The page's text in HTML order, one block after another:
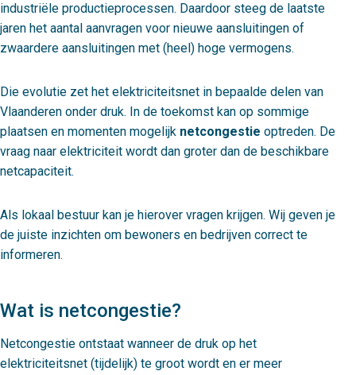
industriële productieprocessen. Daardoor steeg de laatste
jaren het aantal aanvragen voor nieuwe aansluitingen of
zwaardere aansluitingen met (heel) hoge vermogens.
Die evolutie zet het elektriciteitsnet in bepaalde delen van
Vlaanderen onder druk. In de toekomst kan op sommige
plaatsen en momenten mogelijk netcongestie optreden. De
vraag naar elektriciteit wordt dan groter dan de beschikbare
netcapaciteit.
Als lokaal bestuur kan je hierover vragen krijgen. Wij geven je
de juiste inzichten om bewoners en bedrijven correct te
informeren.
Wat is netcongestie?
Netcongestie ontstaat wanneer de druk op het
elektriciteitsnet (tijdelijk) te groot wordt en er meer